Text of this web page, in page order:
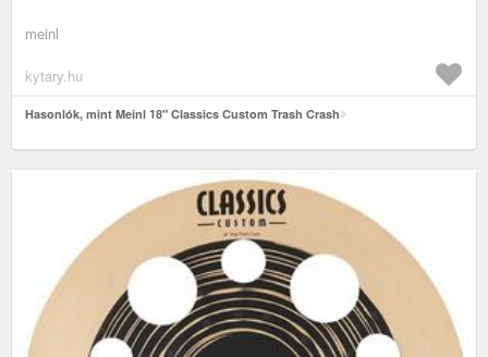
meinl
kytary.hu
Hasonlók, mint Meinl 18" Classics Custom Trash Crash